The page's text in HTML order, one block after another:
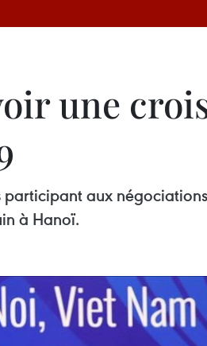
une
participant aux
à Hanoï.